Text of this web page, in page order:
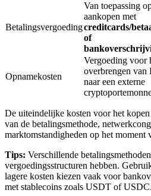
Leningen
Door crypto ondersteunde
Betalingsvergoeding
Van toepassing
aankopen met
creditcards/
of
Opnamekosten
Vergoeding voor
overbrengen
naar een externe
De uiteindelijke kosten voor het
van de betalingsmethode,
marktomstandigheden op het moment
Tips: Verschillende
vergoedingsstructuren hebben.
lagere kosten kiezen vaak voor
met stablecoins zoals USDT of USDC.